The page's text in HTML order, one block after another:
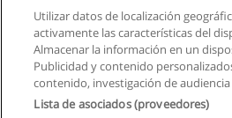
Privacidad de
Contactar con
Copyright © Educaedu Business
Utilizar datos de localización
activamente las características del
Almacenar la información en un
Publicidad y contenido
contenido, investigación de
Lista de asociados (proveedores)